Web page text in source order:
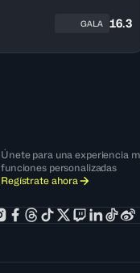
GALA 16.3
Únete para una experiencia
funciones personalizadas
Regístrate ahora